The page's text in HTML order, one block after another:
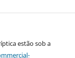
estão sob a